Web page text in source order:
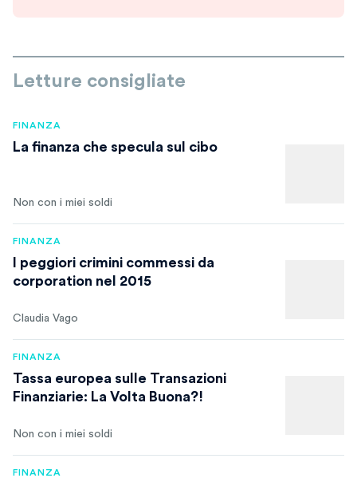
Letture consigliate
FINANZA
La finanza che specula sul cibo
Non con i miei soldi
FINANZA
I peggiori crimini commessi da
corporation nel 2015
Claudia Vago
FINANZA
Tassa europea sulle Transazioni
Finanziarie: La Volta Buona?!
Non con i miei soldi
FINANZA